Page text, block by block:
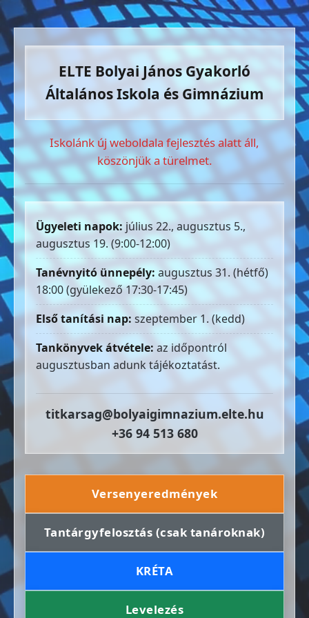
ELTE Bolyai János Gyakorló
Általános Iskola és Gimnázium
Iskolánk új weboldala fejlesztés alatt áll,
köszönjük a türelmet.
Ügyeleti napok: július 22., augusztus 5.,
augusztus 19. (9:00-12:00)
Tanévnyitó ünnepély: augusztus 31. (hétfő)
18:00 (gyülekező 17:30-17:45)
Első tanítási nap: szeptember 1. (kedd)
Tankönyvek átvétele: az időpontról
augusztusban adunk tájékoztatást.
titkarsag@bolyaigimnazium.elte.hu
+36 94 513 680
Versenyeredmények
Tantárgyfelosztás (csak tanároknak)
KRÉTA
Levelezés